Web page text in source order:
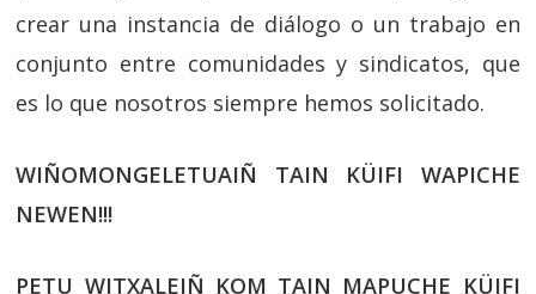
crear una instancia de diálogo o un trabajo en
conjunto entre comunidades y sindicatos, que
es lo que nosotros siempre hemos solicitado.
WIÑOMONGELETUAIÑ TAIN KÜIFI WAPICHE
NEWEN!!!
PETU WITXALEIÑ KOM TAIN MAPUCHE KÜIFI